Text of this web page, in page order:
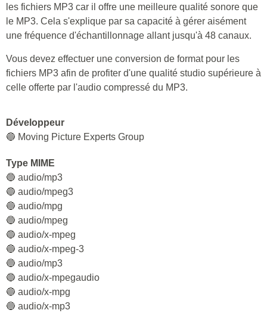
les fichiers MP3 car il offre une meilleure qualité sonore que
le MP3. Cela s'explique par sa capacité à gérer aisément
une fréquence d'échantillonnage allant jusqu'à 48 canaux.
Vous devez effectuer une conversion de format pour les
fichiers MP3 afin de profiter d'une qualité studio supérieure à
celle offerte par l'audio compressé du MP3.
Développeur
🔵 Moving Picture Experts Group
Type MIME
🔵 audio/mp3
🔵 audio/mpeg3
🔵 audio/mpg
🔵 audio/mpeg
🔵 audio/x-mpeg
🔵 audio/x-mpeg-3
🔵 audio/mp3
🔵 audio/x-mpegaudio
🔵 audio/x-mpg
🔵 audio/x-mp3